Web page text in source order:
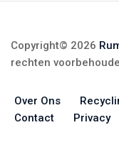
Copyright© 2026
rechten
Over Ons
Contact
Privacy